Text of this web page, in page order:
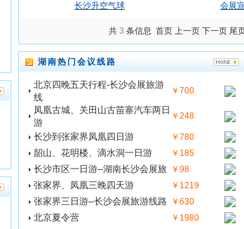
长沙升空气球 会展
共 3 条信息 首页 上一页 下一页 尾
湖南热门会议线路
北京四晚五天行程-长沙会展旅游
线
￥700
凤凰古城、关田山古苗寨汽车两日
游
￥248
长沙到张家界凤凰四日游 ￥780
韶山、花明楼、滴水洞一日游 ￥185
长沙市区一日游--湖南长沙会展旅 ￥98
张家界、凤凰三晚四天游 ￥1219
张家界三日游--长沙会展旅游线路 ￥630
北京夏令营 ￥1980